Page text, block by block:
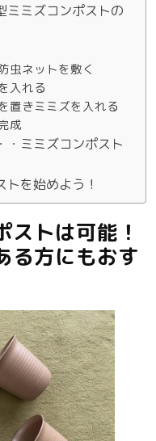
ミミズコンポストの
虫ネットを敷く
入れる
置きミミズを入れる
成
・ミミズコンポスト
を始めよう！
トは可能！
る方にもおす